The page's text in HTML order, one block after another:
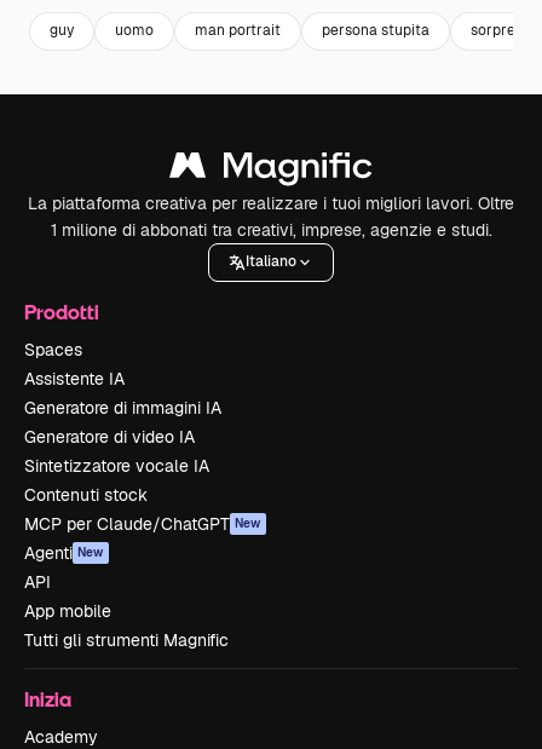
guy uomo man portrait persona stupita sorpresa
La piattaforma creativa per realizzare i tuoi migliori lavori. Oltre
1 milione di abbonati tra creativi, imprese, agenzie e studi.
Italiano
Prodotti
Spaces
Assistente IA
Generatore di immagini IA
Generatore di video IA
Sintetizzatore vocale IA
Contenuti stock
MCP per Claude/ChatGPT New
Agenti New
API
App mobile
Tutti gli strumenti Magnific
Inizia
Academy